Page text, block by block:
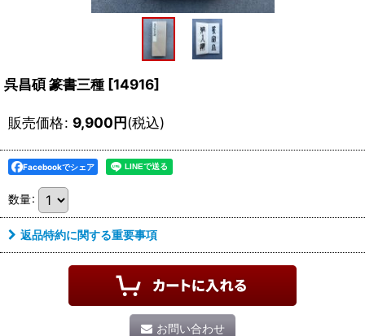
呉昌碩 篆書三種 [14916]
販売価格: 9,900円(税込)
Facebookでシェア
数量:
返品特約に関する重要事項
お問い合わせ